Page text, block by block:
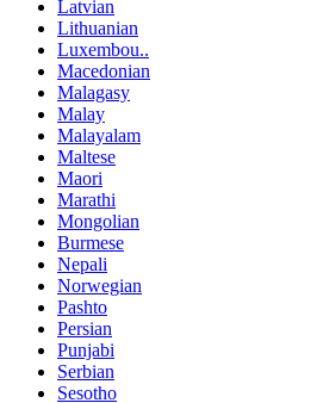
Latvian
Lithuanian
Luxembou..
Macedonian
Malagasy
Malay
Malayalam
Maltese
Maori
Marathi
Mongolian
Burmese
Nepali
Norwegian
Pashto
Persian
Punjabi
Serbian
Sesotho